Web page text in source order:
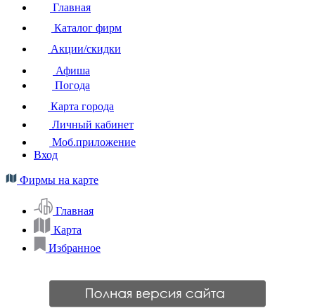
Главная
Каталог фирм
Акции/скидки
Афиша
Погода
Карта города
Личный кабинет
Моб.приложение
Вход
Фирмы на карте
Главная
Карта
Избранное